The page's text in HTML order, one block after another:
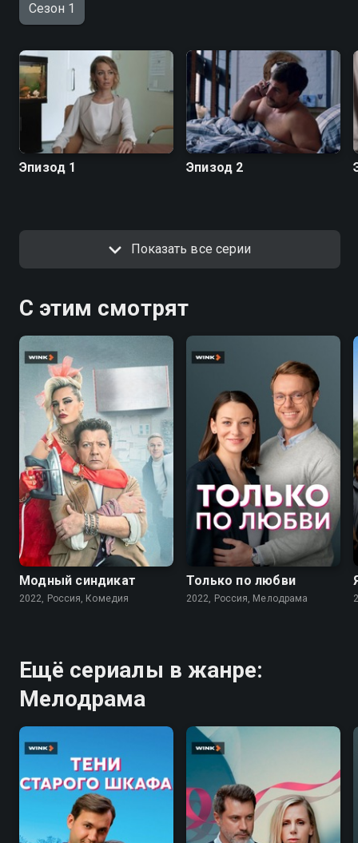
Сезон 1
Эпизод 1 Эпизод 2
Показать все серии
С этим смотрят
7.6
Модный синдикат
2022, Россия, Комедия
Только по любви
2022, Россия, Мелодрама
Ещё сериалы в жанре:
Мелодрама